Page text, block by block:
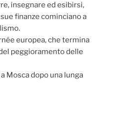
insegnare ed esibirsi,
finanze cominciano a
europea, che termina
peggioramento delle
Mosca dopo una lunga